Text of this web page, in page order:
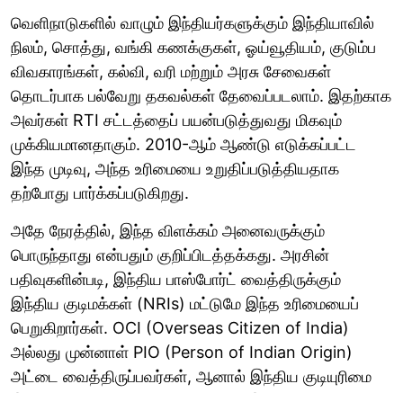
வெளிநாடுகளில் வாழும் இந்தியர்களுக்கும் இந்தியாவில்
நிலம், சொத்து, வங்கி கணக்குகள், ஓய்வூதியம், குடும்ப
விவகாரங்கள், கல்வி, வரி மற்றும் அரசு சேவைகள்
தொடர்பாக பல்வேறு தகவல்கள் தேவைப்படலாம். இதற்காக
அவர்கள் RTI சட்டத்தைப் பயன்படுத்துவது மிகவும்
முக்கியமானதாகும். 2010-ஆம் ஆண்டு எடுக்கப்பட்ட
இந்த முடிவு, அந்த உரிமையை உறுதிப்படுத்தியதாக
தற்போது பார்க்கப்படுகிறது.
அதே நேரத்தில், இந்த விளக்கம் அனைவருக்கும்
பொருந்தாது என்பதும் குறிப்பிடத்தக்கது. அரசின்
பதிவுகளின்படி, இந்திய பாஸ்போர்ட் வைத்திருக்கும்
இந்திய குடிமக்கள் (NRIs) மட்டுமே இந்த உரிமையைப்
பெறுகிறார்கள். OCI (Overseas Citizen of India)
அல்லது முன்னாள் PIO (Person of Indian Origin)
அட்டை வைத்திருப்பவர்கள், ஆனால் இந்திய குடியுரிமை